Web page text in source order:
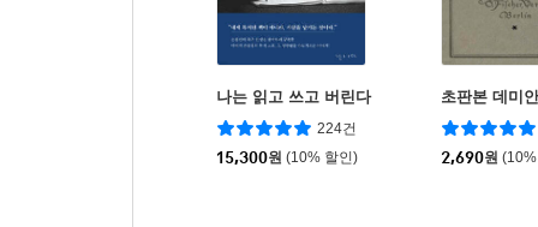
나는 읽고 쓰고 버린다
224건
15,300원 (10% 할인)
초판본 데미안
2,690원